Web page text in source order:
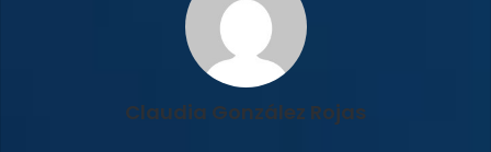
Claudia González Rojas